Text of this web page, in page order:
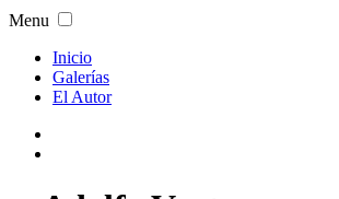
Menu
Inicio
Galerías
El Autor